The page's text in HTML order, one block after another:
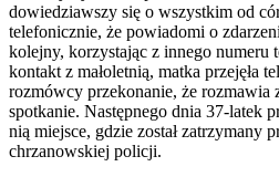
dowiedziawszy się o wszystkim od
telefonicznie, że powiadomi o
kolejny, korzystając z innego numeru
kontakt z małoletnią, matka przejęła
rozmówcy przekonanie, że rozmawia
spotkanie. Następnego dnia 37-latek
nią miejsce, gdzie został zatrzymany
chrzanowskiej policji.